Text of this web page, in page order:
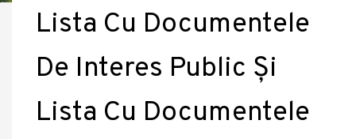
Lista Cu Documentele
De Interes Public Și
Lista Cu Documentele